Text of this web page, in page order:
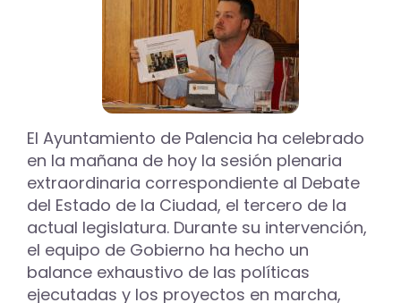
El Ayuntamiento de Palencia ha celebrado
en la mañana de hoy la sesión plenaria
extraordinaria correspondiente al Debate
del Estado de la Ciudad, el tercero de la
actual legislatura. Durante su intervención,
el equipo de Gobierno ha hecho un
balance exhaustivo de las políticas
ejecutadas y los proyectos en marcha,